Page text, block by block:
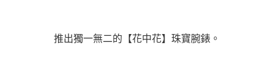
推出獨一無二的【花中花】珠寶腕錶。